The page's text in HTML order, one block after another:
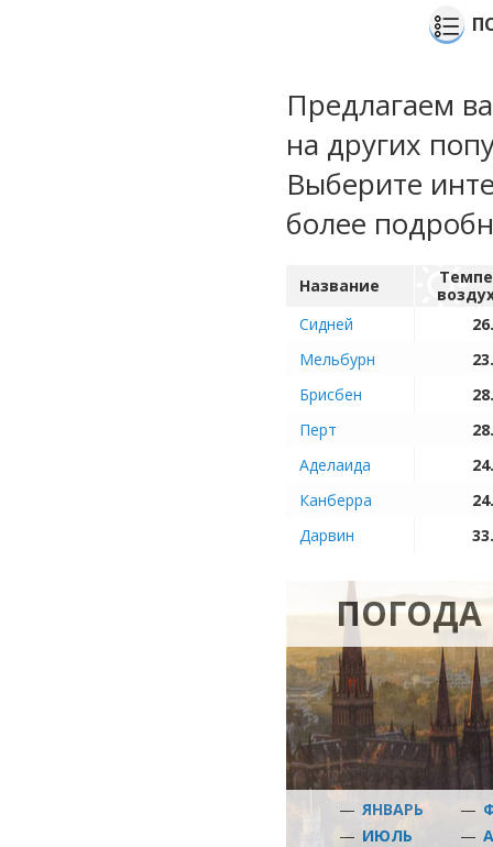
Предлагаем
на других
Выберите
более
Название
Сидней
Мельбурн
Брисбен
Перт
Аделаида
Канберра
Дарвин
ПОГОДА
— ЯНВАРЬ —
— ИЮЛЬ —